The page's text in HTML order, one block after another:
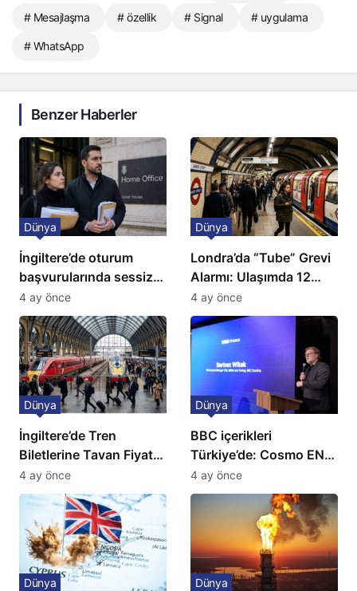
# Mesajlaşma # özellik # Signal # uygulama
# WhatsApp
Benzer Haberler
İngiltere’de oturum
başvurularında sessiz
kriz: Büyükelçilikten
açıklama!
Dünya
4 ay önce
Londra’da “Tube” Grevi
Alarmı: Ulaşımda 12
Günlük Kaos Kapıda
Dünya
4 ay önce
İngiltere’de Tren
Biletlerine Tavan Fiyat:
Ulaşımda Yeni
Düzenleme
Dünya
4 ay önce
BBC içerikleri
Türkiye’de: Cosmo EN
ve BBC Player yayında
Dünya
4 ay önce
Dünya Dünya